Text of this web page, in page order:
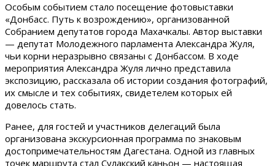
Особым событием стало посещение фотовыставки
«Донбасс. Путь к возрождению», организованной
Собранием депутатов города Махачкалы. Автор выставки
— депутат Молодежного парламента Александра Жуля,
чьи корни неразрывно связаны с Донбассом. В ходе
мероприятия Александра Жуля лично представила
экспозицию, рассказала об истории создания фотографий,
их смысле и тех событиях, свидетелем которых ей
довелось стать.
Ранее, для гостей и участников делегаций была
организована экскурсионная программа по знаковым
достопримечательностям Дагестана. Одной из главных
точек маршрута стал Сулакский каньон — настоящая